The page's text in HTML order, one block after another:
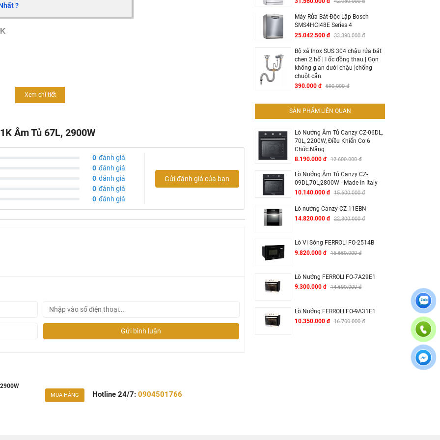
?
chín đều trong quá trình nướng
vệ sinh
dàng tháo lắp khi vệ sinh
Xem chi tiết
Âm Tủ 67L, 2900W
0 đánh giá
0 đánh giá
0 đánh giá
0 đánh giá
0 đánh giá
Gửi đánh giá của bạn
Gửi bình luận
MUA HÀNG Hotline 24/7:0904501766
Máy Rửa Bát Độc Lập Bosch
SMS4HCI48E Series 4
25.042.500 đ 33.390.000 đ
Bộ xả Inox SUS 304 chậu rửa bát
chen 2 hố | I ốc đồng thau | Gọn
không gian dưới chậu |chống
chuột cắn
390.000 đ 690.000 đ
SẢN PHẨM LIÊN QUAN
Lò Nướng Âm Tủ Canzy CZ-06DL,
70L, 2200W, Điều Khiển Cơ 6
Chức Năng
8.190.000 đ 12.600.000 đ
Lò Nướng Âm Tủ Canzy CZ-
09DL,70L,2800W - Made In Italy
10.140.000 đ 15.600.000 đ
Lò nướng Canzy CZ-11EBN
14.820.000 đ 22.800.000 đ
Lò Vi Sóng FERROLI FO-2514B
9.820.000 đ 15.650.000 đ
Lò Nướng FERROLI FO-7A29E1
9.300.000 đ 14.600.000 đ
Lò Nướng FERROLI FO-9A31E1
10.350.000 đ 16.700.000 đ